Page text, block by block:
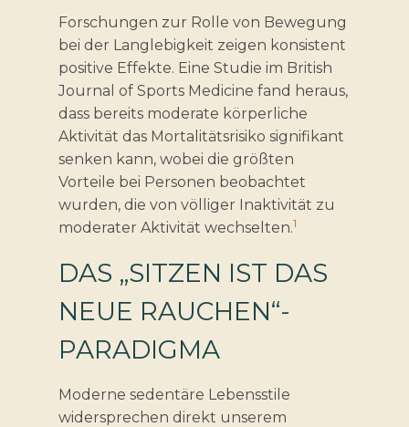
Forschungen zur Rolle von Bewegung
bei der Langlebigkeit zeigen konsistent
positive Effekte. Eine Studie im British
Journal of Sports Medicine fand heraus,
dass bereits moderate körperliche
Aktivität das Mortalitätsrisiko signifikant
senken kann, wobei die größten
Vorteile bei Personen beobachtet
wurden, die von völliger Inaktivität zu
moderater Aktivität wechselten.1
DAS „SITZEN IST DAS
NEUE RAUCHEN“-
PARADIGMA
Moderne sedentäre Lebensstile
widersprechen direkt unserem